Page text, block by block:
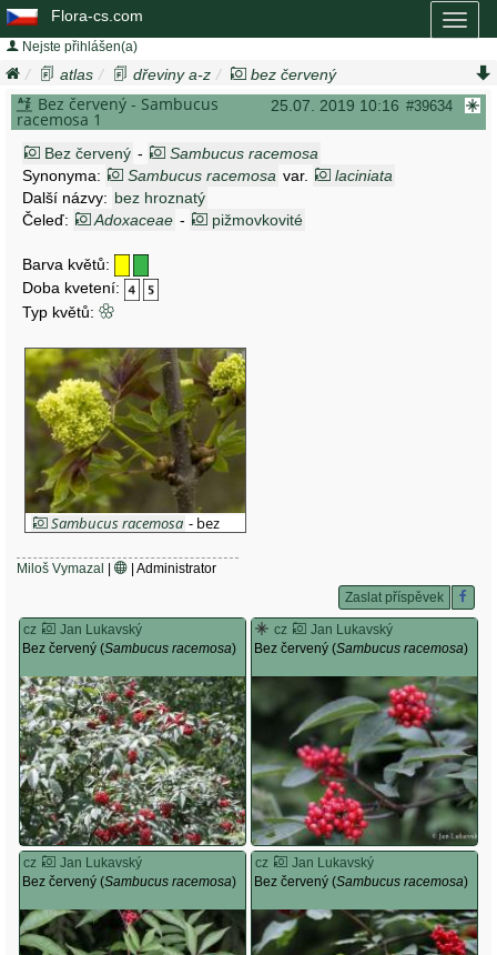
Flora-cs.com
Nejste přihlášen(a)
atlas dřeviny a-z
bez červený
sambucus racemosa
25.07. 2019 10:16 #39634
Bez červený - Sambucus
racemosa 1
Bez červený -
Sambucus racemosa
Synonyma:
Sambucus racemosa var.
laciniata
Další názvy: bez hroznatý
Čeleď:
Adoxaceae - pižmovkovité
Barva květů:
Doba kvetení:
Typ květů:
Sambucus racemosa - bez
Miloš Vymazal
| Administrator
Zaslat příspěvek
cz
Jan Lukavský
Bez červený (Sambucus racemosa)
cz
Jan Lukavský
Bez červený (Sambucus racemosa)
cz
Jan Lukavský
Bez červený (Sambucus racemosa)
cz
Jan Lukavský
Bez červený (Sambucus racemosa)